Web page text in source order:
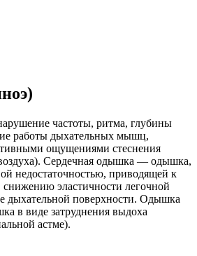
частоты, ритма, глубины
работы дыхательных мышц,
ощущениями стеснения
Сердечная одышка — одышка,
недостаточностью, приводящей к
снижению эластичности легочной
дыхательной поверхности. Одышка
в виде затруднения выдоха
астме).